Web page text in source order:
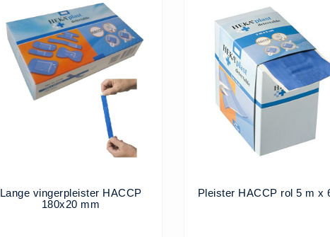
Lange vingerpleister HACCP
180x20 mm
Pleister HACCP rol 5 m x